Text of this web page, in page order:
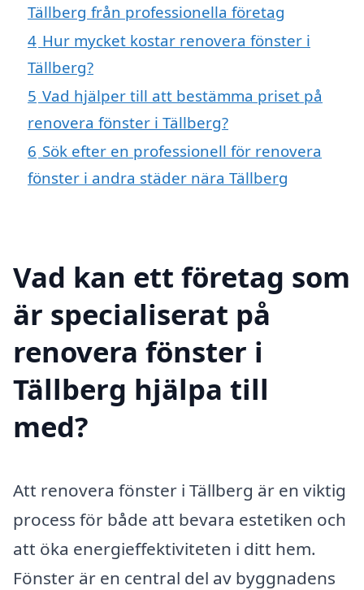
Tällberg från professionella företag
4 Hur mycket kostar renovera fönster i
Tällberg?
5 Vad hjälper till att bestämma priset på
renovera fönster i Tällberg?
6 Sök efter en professionell för renovera
fönster i andra städer nära Tällberg
Vad kan ett företag som
är specialiserat på
renovera fönster i
Tällberg hjälpa till
med?
Att renovera fönster i Tällberg är en viktig
process för både att bevara estetiken och
att öka energieffektiviteten i ditt hem.
Fönster är en central del av byggnadens